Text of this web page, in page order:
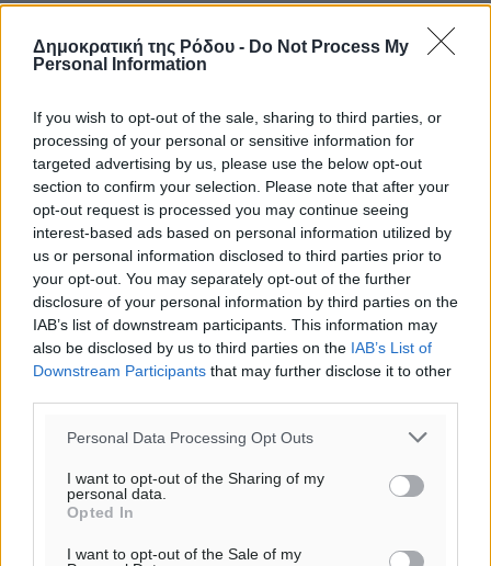
Δημοκρατική της Ρόδου - Do Not Process My
Personal Information
If you wish to opt-out of the sale, sharing to third parties, or
processing of your personal or sensitive information for
targeted advertising by us, please use the below opt-out
section to confirm your selection. Please note that after your
opt-out request is processed you may continue seeing
interest-based ads based on personal information utilized by
us or personal information disclosed to third parties prior to
your opt-out. You may separately opt-out of the further
disclosure of your personal information by third parties on the
IAB’s list of downstream participants. This information may
also be disclosed by us to third parties on the IAB’s List of
Downstream Participants that may further disclose it to other
Personal Data Processing Opt Outs
I want to opt-out of the Sharing of my
personal data.
Opted In
I want to opt-out of the Sale of my
ΠΕ
30 °
ΠΑ